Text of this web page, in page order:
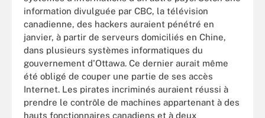
information divulguée par CBC, la télévision
canadienne, des hackers auraient pénétré en
janvier, à partir de serveurs domiciliés en Chine,
dans plusieurs systèmes informatiques du
gouvernement d'Ottawa. Ce dernier aurait même
été obligé de couper une partie de ses accès
Internet. Les pirates incriminés auraient réussi à
prendre le contrôle de machines appartenant à des
hauts fonctionnaires canadiens et à deux